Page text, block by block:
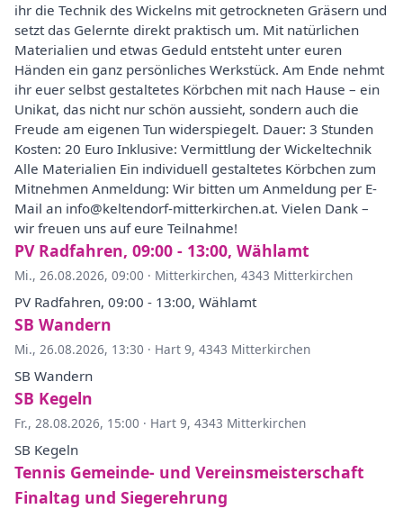
ihr die Technik des Wickelns mit getrockneten Gräsern und
setzt das Gelernte direkt praktisch um. Mit natürlichen
Materialien und etwas Geduld entsteht unter euren
Händen ein ganz persönliches Werkstück. Am Ende nehmt
ihr euer selbst gestaltetes Körbchen mit nach Hause – ein
Unikat, das nicht nur schön aussieht, sondern auch die
Freude am eigenen Tun widerspiegelt. Dauer: 3 Stunden
Kosten: 20 Euro Inklusive: Vermittlung der Wickeltechnik
Alle Materialien Ein individuell gestaltetes Körbchen zum
Mitnehmen Anmeldung: Wir bitten um Anmeldung per E-
Mail an info@keltendorf-mitterkirchen.at. Vielen Dank –
wir freuen uns auf eure Teilnahme!
PV Radfahren, 09:00 - 13:00, Wählamt
Mi., 26.08.2026, 09:00 · Mitterkirchen, 4343 Mitterkirchen
PV Radfahren, 09:00 - 13:00, Wählamt
SB Wandern
Mi., 26.08.2026, 13:30 · Hart 9, 4343 Mitterkirchen
SB Wandern
SB Kegeln
Fr., 28.08.2026, 15:00 · Hart 9, 4343 Mitterkirchen
SB Kegeln
Tennis Gemeinde- und Vereinsmeisterschaft
Finaltag und Siegerehrung